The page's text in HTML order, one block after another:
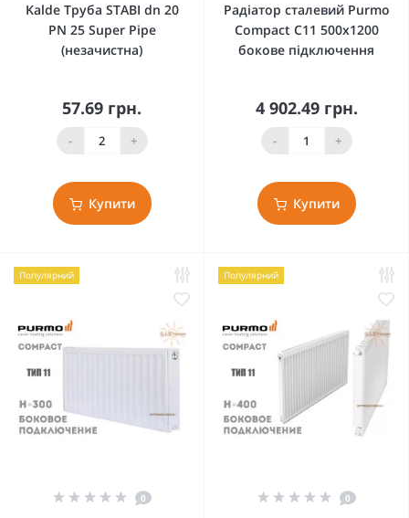
Kalde Труба STABI dn 20
PN 25 Super Pipe
(незачистна)
57.69 грн.
- +
Купити
Радіатор сталевий Purmo
Compact C11 500x1200
бокове підключення
4 902.49 грн.
- +
Купити
Популярний
0
Популярний
0